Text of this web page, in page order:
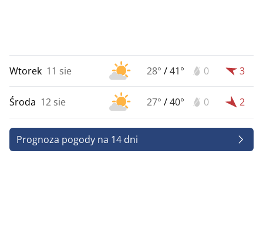
Wtorek 11 sie 28° /41° 0 3
Środa 12 sie 27° /40° 0 2
Prognoza pogody na 14 dni